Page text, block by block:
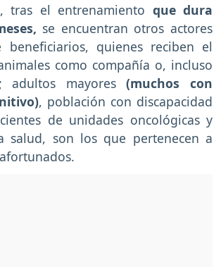
tras el entrenamiento que dura
se encuentran otros actores
quienes reciben el
como compañía o, incluso
adultos mayores(muchos con
, población con discapacidad
de unidades oncológicas y
salud, son los que pertenecen a